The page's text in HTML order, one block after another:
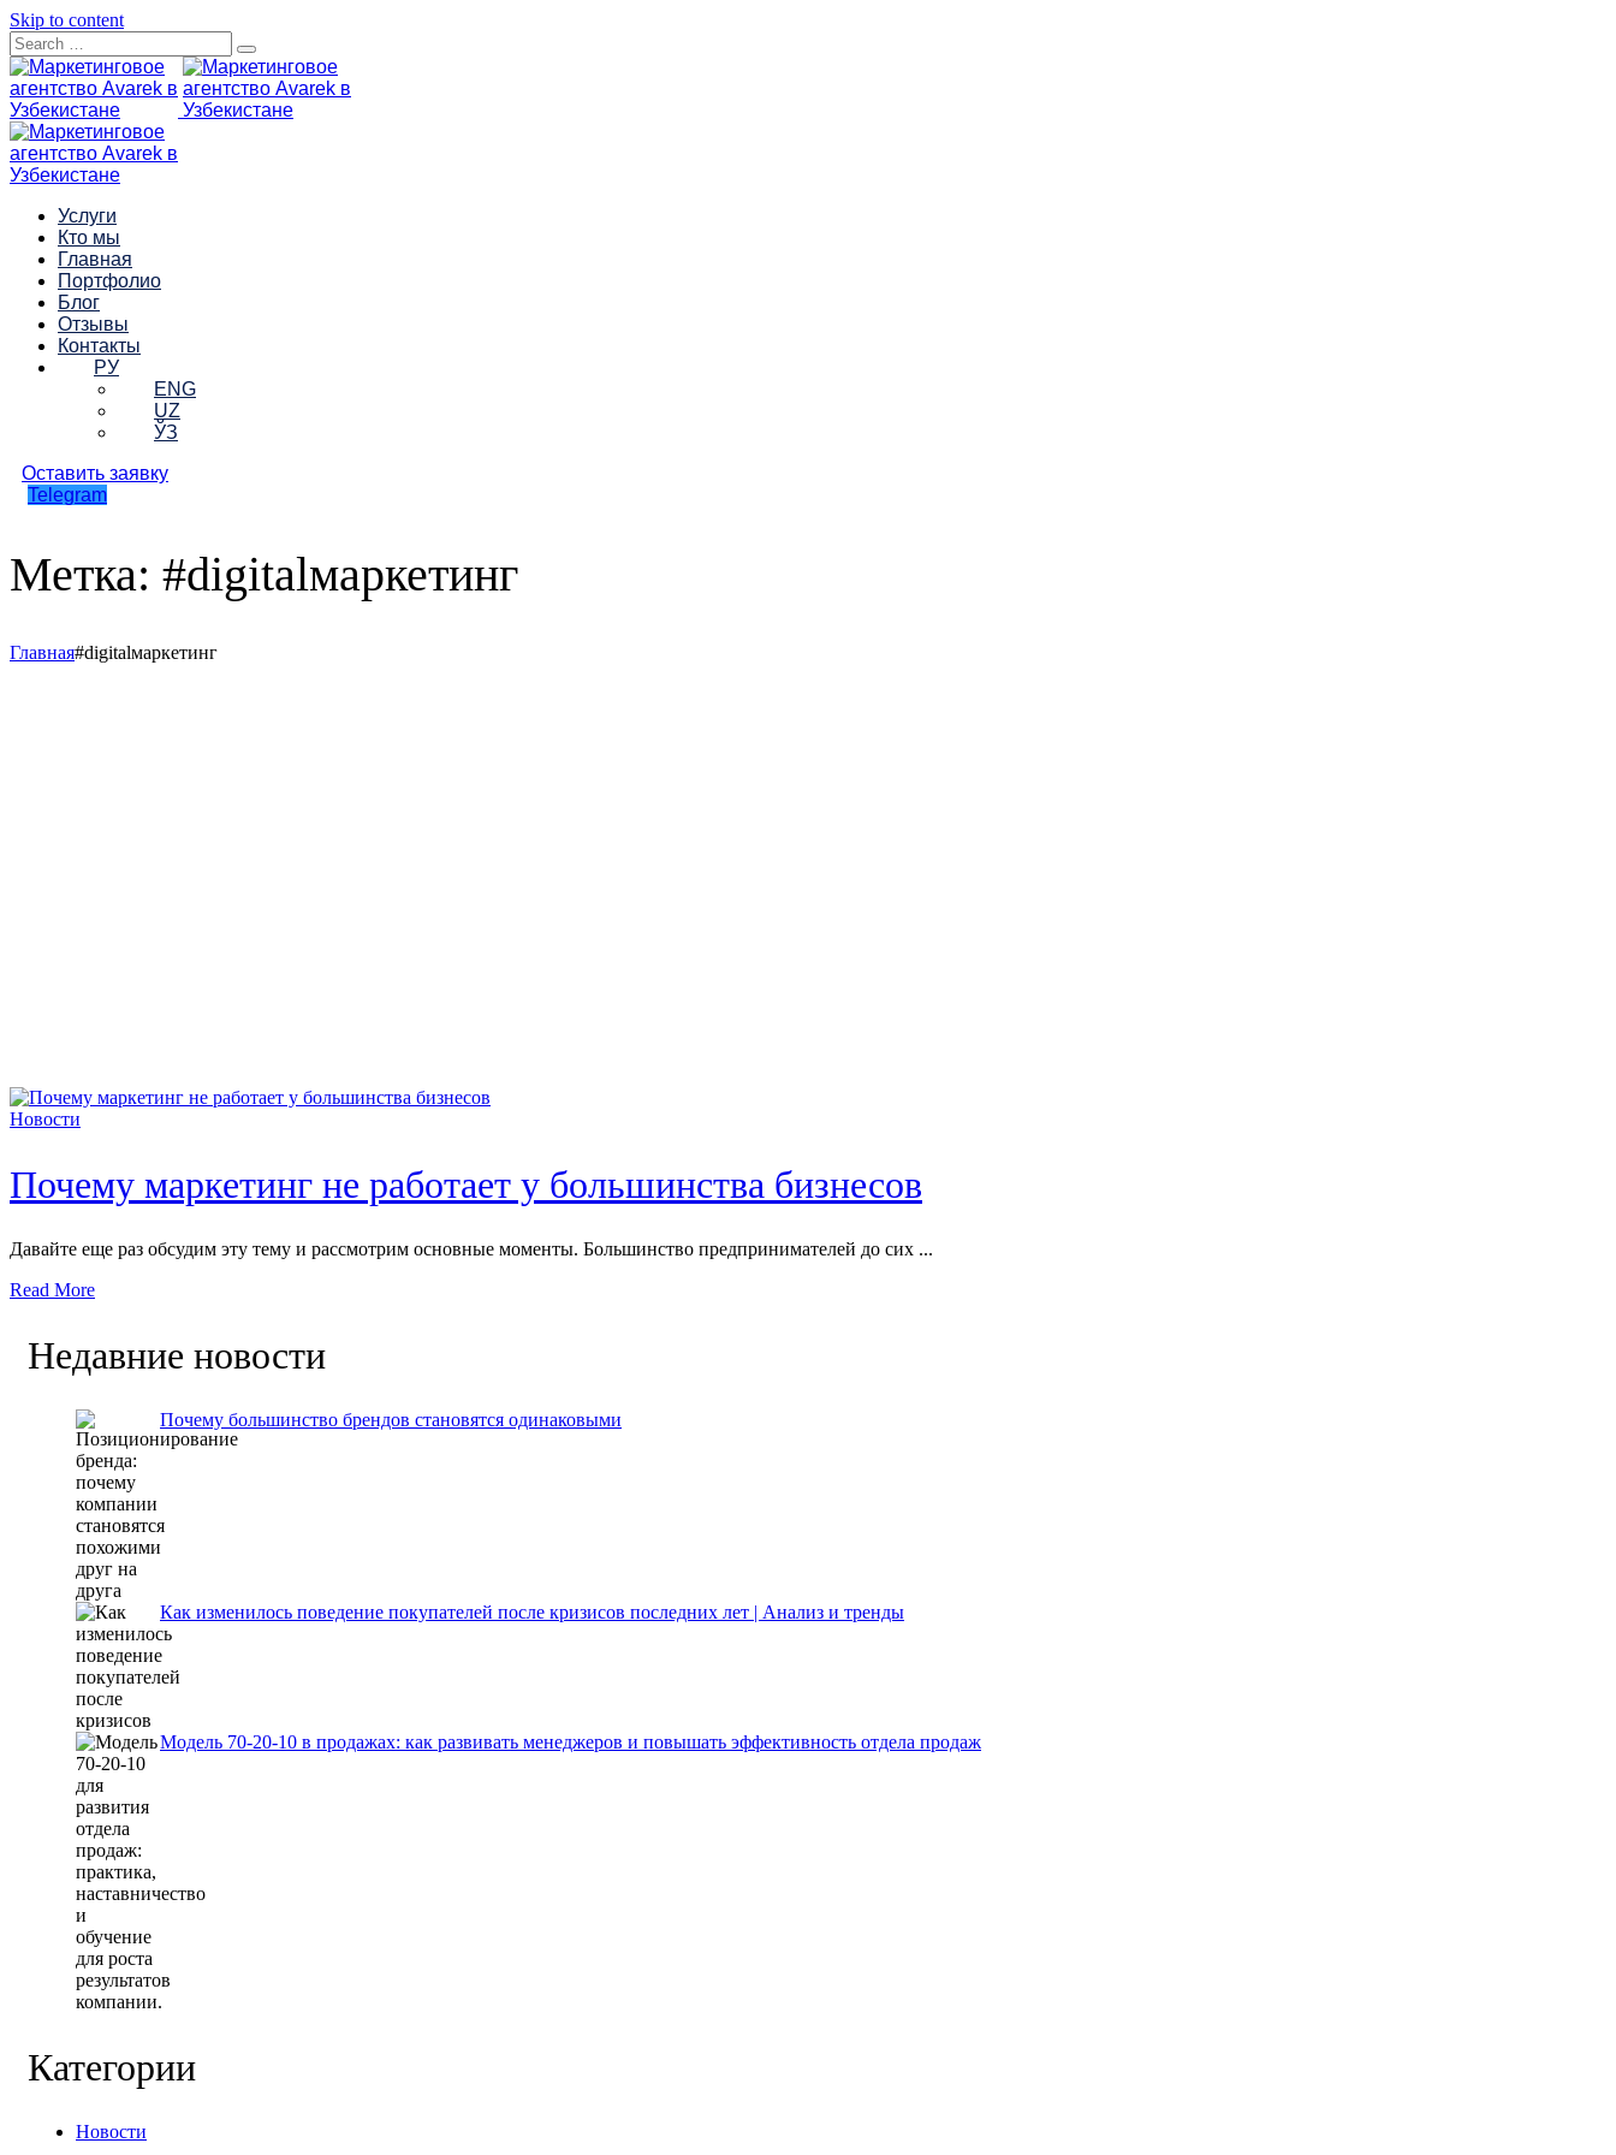
Skip to content
Услуги
Кто мы
Главная
Портфолио
Блог
Отзывы
Контакты
РУ
ENG
UZ
ЎЗ
Оставить заявку
Telegram
Метка: #digitalмаркетинг
Главная#digitalмаркетинг
Новости
Почему маркетинг не работает у большинства бизнесов
Давайте еще раз обсудим эту тему и рассмотрим основные моменты. Большинство предпринимателей до сих ...
Read More
Недавние новости
Почему большинство брендов становятся одинаковыми
Как изменилось поведение покупателей после кризисов последних лет | Анализ и тренды
Модель 70-20-10 в продажах: как развивать менеджеров и повышать эффективность отдела продаж
Категории
Новости